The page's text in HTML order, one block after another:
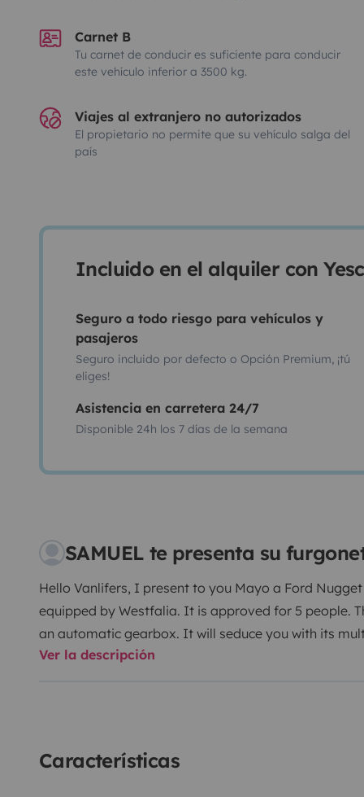
Carnet B
Tu carnet de conducir es suficiente para conducir
este vehículo inferior a 3500 kg.
Viajes al extranjero no autorizados
El propietario no permite que su vehículo salga del
país
Incluido en el alquiler con
Seguro a todo riesgo para vehículos y
pasajeros
Seguro incluido por defecto o Opción Premium, ¡tú
eliges!
Asistencia en carretera 24/7
Disponible 24h los 7 días de la semana
SAMUEL te presenta su
Hello Vanlifers, I present to you Mayo a Ford
equipped by Westfalia. It is approved for 5 people.
an automatic gearbox. It will seduce you with its
practicality and the large + integrated toilets. It
- 2 front swivel seats
Ver la descripción
Características